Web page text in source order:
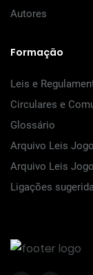
Autores
Formação
Leis e
Circulares e
Glossário
Arquivo Leis
Arquivo Leis
Ligações